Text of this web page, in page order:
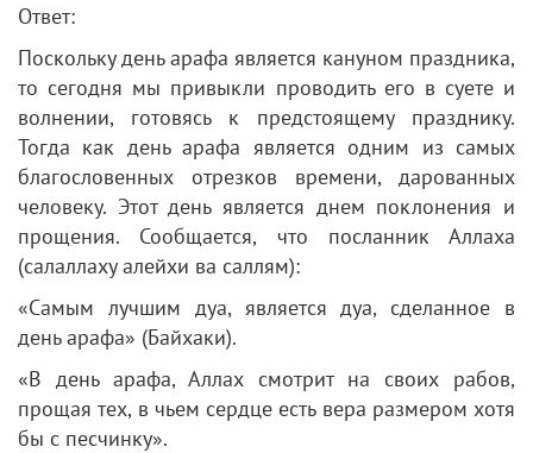
Ответ:
Поскольку день арафа является кануном праздника,
то сегодня мы привыкли проводить его в суете и
волнении, готовясь к предстоящему празднику.
Тогда как день арафа является одним из самых
благословенных отрезков времени, дарованных
человеку. Этот день является днем поклонения и
прощения. Сообщается, что посланник Аллаха
(салаллаху алейхи ва саллям):
«Самым лучшим дуа, является дуа, сделанное в
день арафа» (Байхаки).
«В день арафа, Аллах смотрит на своих рабов,
прощая тех, в чьем сердце есть вера размером хотя
бы с песчинку».